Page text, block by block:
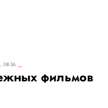
08:36
фильмов